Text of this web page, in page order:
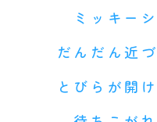
ミッキー
だんだん近
とびらが開